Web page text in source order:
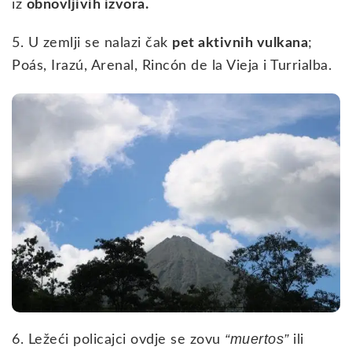
iz obnovljivih izvora.
5. U zemlji se nalazi čak pet aktivnih vulkana;
Poás, Irazú, Arenal, Rincón de la Vieja i Turrialba.
6. Ležeći policajci ovdje se zovu “muertos”ili